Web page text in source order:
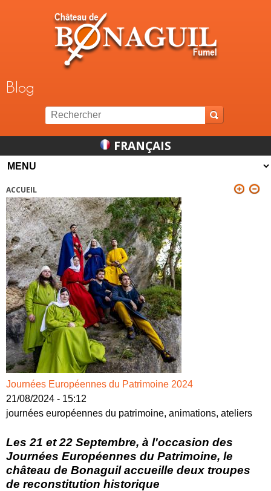
Blog
FRANÇAIS
VOUS ÊTES ICI
ACCUEIL
Journées Européennes du Patrimoine 2024
21/08/2024 - 15:12
journées européennes du patrimoine, animations, ateliers
Les 21 et 22 Septembre, à l'occasion des
Journées Européennes du Patrimoine, le
château de Bonaguil accueille deux troupes
de reconstitution historique